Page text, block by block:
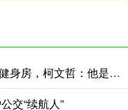
融金牛 吴乃仁被通缉期间遭爆上健身房，柯文哲：他是赖清德干爹，我怎跟他比
交“续航人”